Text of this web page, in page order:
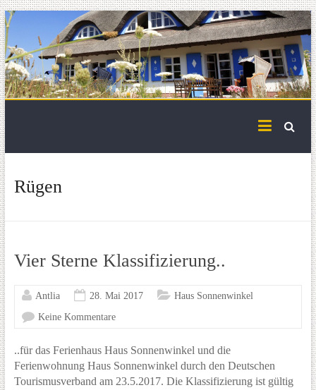
Skip
to
content
Rügen
Vier Sterne Klassifizierung..
Antlia 28. Mai 2017
Haus Sonnenwinkel
Keine Kommentare
..für das Ferienhaus Haus Sonnenwinkel und die
Ferienwohnung Haus Sonnenwinkel durch den Deutschen
Tourismusverband am 23.5.2017. Die Klassifizierung ist gültig